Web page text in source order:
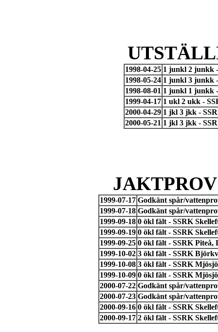
1998-04-25 1 junkl 2 junkk
1998-05-24 1 junkl 3 junkk
1998-08-01 1 junkl 1 junkk
1999-04-17 1 ukl 2 ukk -
2000-04-29 1 jkl 3 jkk -
2000-05-21 1 jkl 3 jkk -
1999-07-17 Godkänt spår/
1999-07-18 Godkänt spår/
1999-09-18 0 ökl fält - SSRK
1999-09-19 0 ökl fält - SSRK
1999-09-25 0 ökl fält - SSRK Piteå,
1999-10-02 3 ökl fält - SSRK
1999-10-08 3 ökl fält - SSRK
1999-10-09 0 ökl fält - SSRK
2000-07-22 Godkänt spår/
2000-07-23 Godkänt spår/
2000-09-16 0 ökl fält - SSRK
2000-09-17 2 ökl fält - SSRK